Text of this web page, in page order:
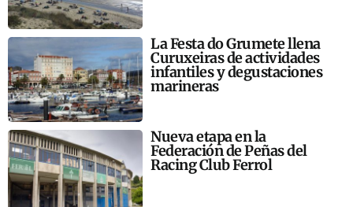
La Festa do Grumete llena
Curuxeiras de actividades
infantiles y degustaciones
marineras
Nueva etapa en la
Federación de Peñas del
Racing Club Ferrol